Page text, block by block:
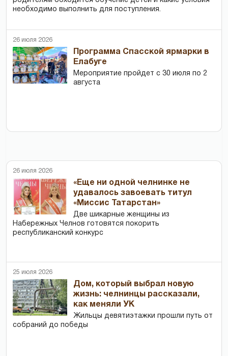
необходимо выполнить для поступления.
26 июля 2026
Программа Спасской ярмарки в
Елабуге
Мероприятие пройдет с 30 июля по 2
августа
26 июля 2026
«Еще ни одной челнинке не
удавалось завоевать титул
«Миссис Татарстан»
Две шикарные женщины из
Набережных Челнов готовятся покорить
республиканский конкурс
25 июля 2026
Дом, который выбрал новую
жизнь: челнинцы рассказали,
как меняли УК
Жильцы девятиэтажки прошли путь от
собраний до победы